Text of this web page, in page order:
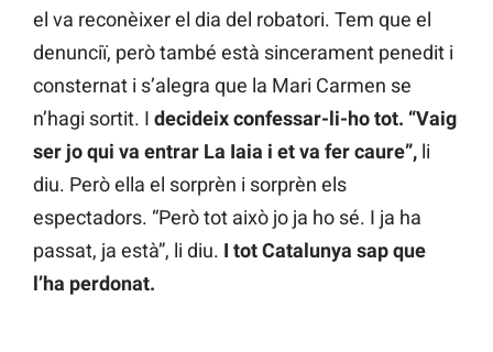
el va reconèixer el dia del robatori. Tem que el
denunciï, però també està sincerament penedit i
consternat i s’alegra que la Mari Carmen se
n’hagi sortit. I decideix confessar-li-ho tot. “Vaig
ser jo qui va entrar La Iaia i et va fer caure”, li
diu. Però ella el sorprèn i sorprèn els
espectadors. “Però tot això jo ja ho sé. I ja ha
passat, ja està”, li diu. I tot Catalunya sap que
l’ha perdonat.